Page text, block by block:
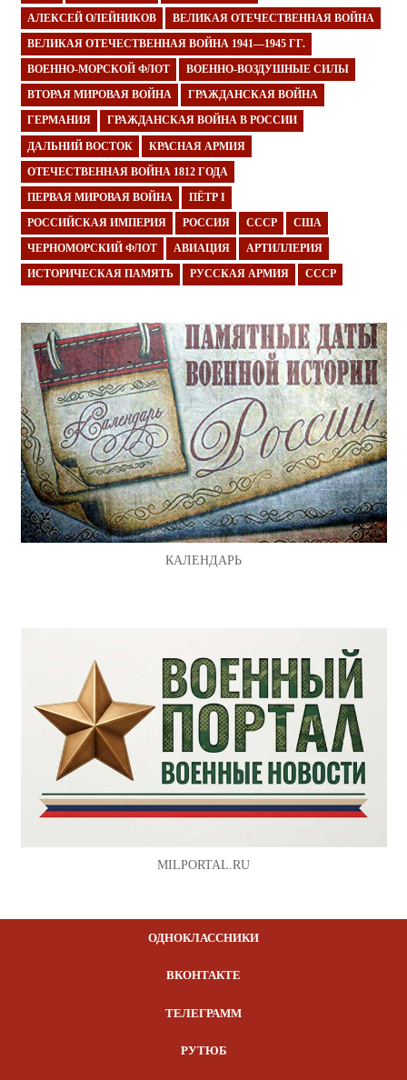
АЛЕКСЕЙ ОЛЕЙНИКОВ ВЕЛИКАЯ ОТЕЧЕСТВЕННАЯ ВОЙНА
ВЕЛИКАЯ ОТЕЧЕСТВЕННАЯ ВОЙНА 1941—1945 ГГ.
ВОЕННО-МОРСКОЙ ФЛОТ ВОЕННО-ВОЗДУШНЫЕ СИЛЫ
ВТОРАЯ МИРОВАЯ ВОЙНА ГРАЖДАНСКАЯ ВОЙНА
ГЕРМАНИЯ ГРАЖДАНСКАЯ ВОЙНА В РОССИИ
ДАЛЬНИЙ ВОСТОК КРАСНАЯ АРМИЯ
ОТЕЧЕСТВЕННАЯ ВОЙНА 1812 ГОДА
ПЕРВАЯ МИРОВАЯ ВОЙНА ПЁТР I
РОССИЙСКАЯ ИМПЕРИЯ РОССИЯ СССР США
ЧЕРНОМОРСКИЙ ФЛОТ АВИАЦИЯ АРТИЛЛЕРИЯ
ИСТОРИЧЕСКАЯ ПАМЯТЬ РУССКАЯ АРМИЯ СССР
КАЛЕНДАРЬ
MILPORTAL.RU
ОДНОКЛАССНИКИ
ВКОНТАКТЕ
ТЕЛЕГРАММ
РУТЮБ